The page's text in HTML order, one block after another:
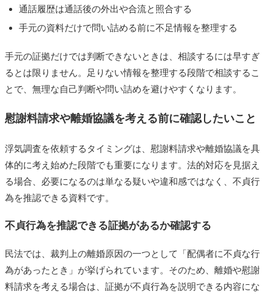
通話履歴は通話後の外出や合流と照合する
手元の資料だけで問い詰める前に不足情報を整理する
手元の証拠だけでは判断できないときは、相談するには早すぎ
るとは限りません。足りない情報を整理する段階で相談するこ
とで、無理な自己判断や問い詰めを避けやすくなります。
慰謝料請求や離婚協議を考える前に確認したいこと
浮気調査を依頼するタイミングは、慰謝料請求や離婚協議を具
体的に考え始めた段階でも重要になります。法的対応を見据え
る場合、必要になるのは単なる疑いや違和感ではなく、不貞行
為を推認できる資料です。
不貞行為を推認できる証拠があるか確認する
民法では、裁判上の離婚原因の一つとして「配偶者に不貞な行
為があったとき」が挙げられています。そのため、離婚や慰謝
料請求を考える場合は、証拠が不貞行為を説明できる内容にな